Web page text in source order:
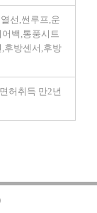
선,썬루프,운
백,통풍시트
후방센서,후방
허취득 만2년